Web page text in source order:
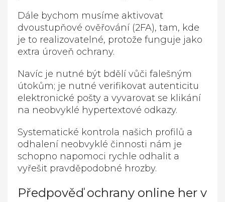
Dále bychom musíme aktivovat
dvoustupňové ověřování (2FA), tam, kde
je to realizovatelné, protože funguje jako
extra úroveň ochrany.
Navíc je nutné být bdělí vůči falešným
útokům; je nutné verifikovat autenticitu
elektronické pošty a vyvarovat se klikání
na neobvyklé hypertextové odkazy.
Systematické kontrola našich profilů a
odhalení neobvyklé činnosti nám je
schopno napomoci rychle odhalit a
vyřešit pravděpodobné hrozby.
Předpověď ochrany online her v